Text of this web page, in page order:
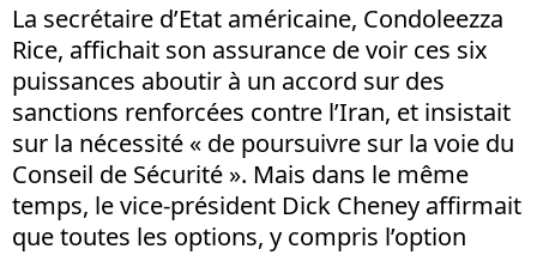
La secrétaire d’Etat américaine, Condoleezza
Rice, affichait son assurance de voir ces six
puissances aboutir à un accord sur des
sanctions renforcées contre l’Iran, et insistait
sur la nécessité « de poursuivre sur la voie du
Conseil de Sécurité ». Mais dans le même
temps, le vice-président Dick Cheney affirmait
que toutes les options, y compris l’option